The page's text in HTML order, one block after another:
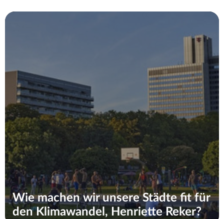
Wie machen wir unsere Städte fit für
den Klimawandel, Henriette Reker?